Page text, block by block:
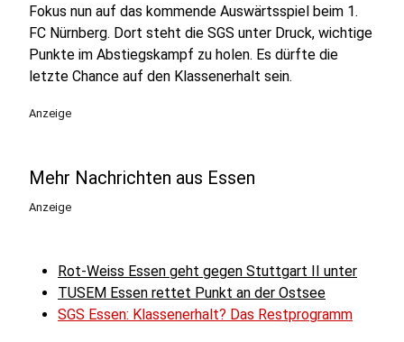
Fokus nun auf das kommende Auswärtsspiel beim 1.
FC Nürnberg. Dort steht die SGS unter Druck, wichtige
Punkte im Abstiegskampf zu holen. Es dürfte die
letzte Chance auf den Klassenerhalt sein.
Anzeige
Mehr Nachrichten aus Essen
Anzeige
Rot-Weiss Essen geht gegen Stuttgart II unter
TUSEM Essen rettet Punkt an der Ostsee
SGS Essen: Klassenerhalt? Das Restprogramm